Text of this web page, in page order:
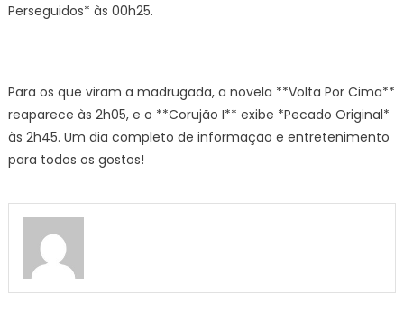
Perseguidos* às 00h25.
Para os que viram a madrugada, a novela **Volta Por Cima**
reaparece às 2h05, e o **Corujão I** exibe *Pecado Original*
às 2h45. Um dia completo de informação e entretenimento
para todos os gostos!